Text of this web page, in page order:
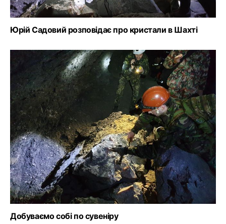
Юрій Садовий розповідає про кристали в Шахті
Добуваємо собі по сувеніру